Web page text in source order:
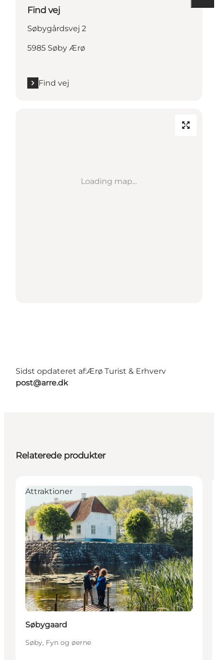
Find vej
Søbygårdsvej 2
5985 Søby Ærø
Find vej
Loading map...
Sidst opdateret af:Ærø Turist & Erhverv
post@arre.dk
Relaterede produkter
Attraktioner
Søbygaard
Søby, Fyn og øerne